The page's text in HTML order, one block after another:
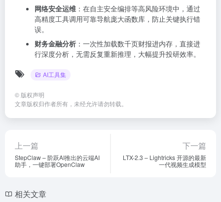
网络安全运维 ：在自主安全编排等高风险环境中，通过
高精度工具调用可靠导航庞大函数库，防止关键执行错
误。
财务金融分析 ：一次性加载数千页财报进内存，直接进
行深度分析，无需反复重新推理，大幅提升投研效率。
AI工具集
© 版权声明
文章版权归作者所有，未经允许请勿转载。
上一篇
StepClaw – 阶跃AI推出的云端AI
助手，一键部署OpenClaw
下一篇
LTX-2.3 – Lightricks 开源的最新
一代视频生成模型
相关文章